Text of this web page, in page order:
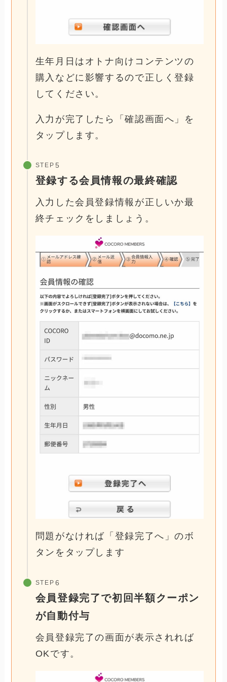
生年月日はオトナ向けコンテンツの
購入などに影響するので正しく登録
してください。
入力が完了したら「確認画面へ」を
タップします。
STEP
登録する会員情報の最終確認
入力した会員登録情報が正しいか最
終チェックをしましょう。
問題がなければ「登録完了へ」のボ
タンをタップします
STEP
会員登録完了で初回半額クーポン
が自動付与
会員登録完了の画面が表示されれば
OKです。